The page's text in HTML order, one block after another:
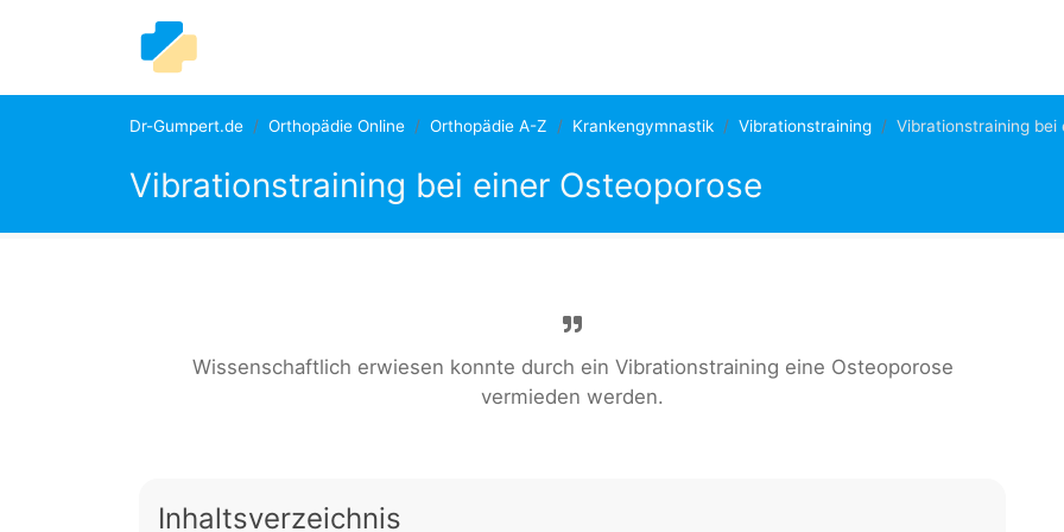
Dr-Gumpert.de Orthopädie Online Orthopädie A-Z Krankengymnastik Vibrationstraining Vibrationstraining bei
Vibrationstraining bei einer Osteoporose
Wissenschaftlich erwiesen konnte durch ein Vibrationstraining eine Osteoporose
vermieden werden.
Inhaltsverzeichnis